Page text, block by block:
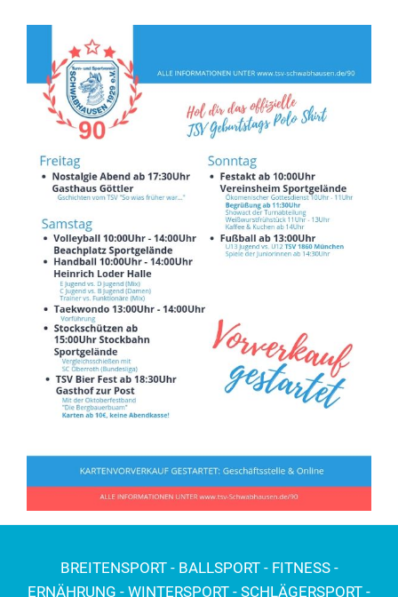
BREITENSPORT - BALLSPORT - FITNESS -
ERNÄHRUNG - WINTERSPORT - SCHLÄGERSPORT -